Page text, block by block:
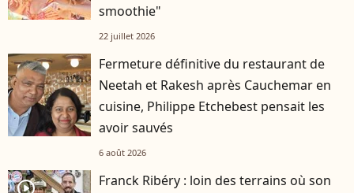
smoothie"
22 juillet 2026
Fermeture définitive du restaurant de
Neetah et Rakesh après Cauchemar en
cuisine, Philippe Etchebest pensait les
avoir sauvés
6 août 2026
player2
Franck Ribéry : loin des terrains où son